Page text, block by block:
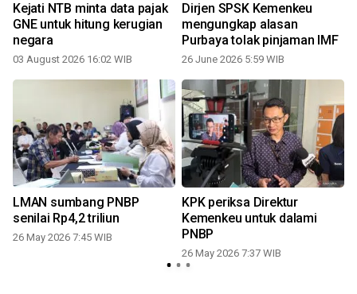
Kejati NTB minta data pajak
GNE untuk hitung kerugian
negara
03 August 2026 16:02 WIB
Dirjen SPSK Kemenkeu
mengungkap alasan
Purbaya tolak pinjaman IMF
26 June 2026 5:59 WIB
LMAN sumbang PNBP
senilai Rp4,2 triliun
26 May 2026 7:45 WIB
KPK periksa Direktur
Kemenkeu untuk dalami
PNBP
26 May 2026 7:37 WIB